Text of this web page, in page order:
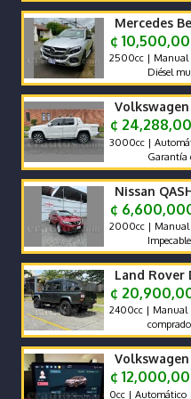
Mercedes
¢
2500cc | Manual
Diésel muy
¢
3000cc |
Garantía de
Nissan
¢
2000cc | Manual
Impecable
Land Rover
¢
2400cc | Manual
comprado en
¢
0cc | Automático